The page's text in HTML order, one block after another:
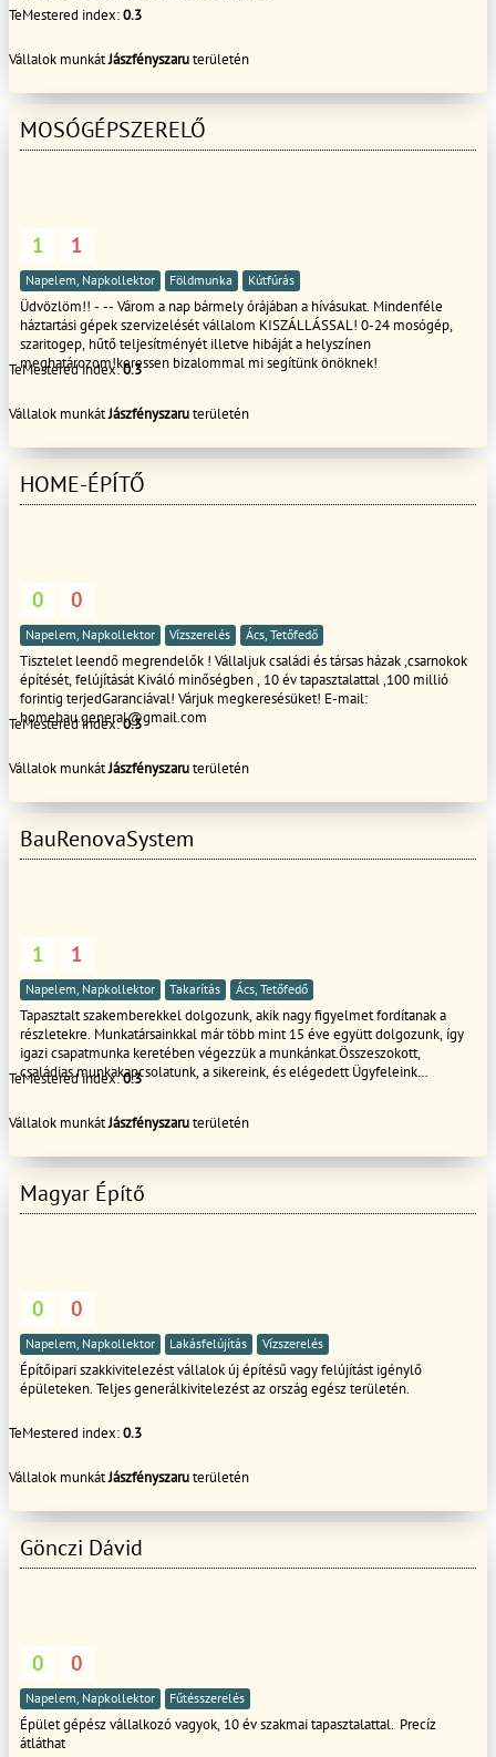
TeMestered index:0.3
Vállalok munkátJászfényszaruterületén
MOSÓGÉPSZERELŐ
1 1
Napelem, Napkollektor Földmunka Kútfúrás
Üdvözlöm!! - -- Várom a nap bármely órájában a hívásukat. Mindenféle
háztartási gépek szervizelését vállalom KISZÁLLÁSSAL! 0-24 mosógép,
szaritogep, hűtő teljesítményét illetve hibáját a helyszínen
meghatározom!keressen bizalommal mi segítünk önöknek!
TeMestered index:0.3
Vállalok munkátJászfényszaruterületén
HOME-ÉPÍTŐ
0 0
Napelem, Napkollektor Vízszerelés Ács, Tetőfedő
Tisztelet leendő megrendelők ! Vállaljuk családi és társas házak ,csarnokok
építését, felújítását Kiváló minőségben , 10 év tapasztalattal ,100 millió
forintig terjedGaranciával! Várjuk megkeresésüket! E-mail:
homebau.general@gmail.com
TeMestered index:0.3
Vállalok munkátJászfényszaruterületén
BauRenovaSystem
1 1
Napelem, Napkollektor Takarítás Ács, Tetőfedő
Tapasztalt szakemberekkel dolgozunk, akik nagy figyelmet fordítanak a
részletekre. Munkatársainkkal már több mint 15 éve együtt dolgozunk, így
igazi csapatmunka keretében végezzük a munkánkat.Összeszokott,
családias munkakapcsolatunk, a sikereink, és elégedett Ügyfeleink
Professzionális csapatunkkal, szakértőinkkel, gyorsan és szakszerűen
TeMestered index:0.3
Vállalok munkátJászfényszaruterületén
Magyar Építő
0 0
Napelem, Napkollektor Lakásfelújítás Vízszerelés
Építőipari szakkivitelezést vállalok új építésű vagy felújítást igénylő
épületeken. Teljes generálkivitelezést az ország egész területén.
TeMestered index:0.3
Vállalok munkátJászfényszaruterületén
Gönczi Dávid
0 0
Napelem, Napkollektor Fűtésszerelés
Épület gépész vállalkozó vagyok, 10 év szakmai tapasztalattal. Precíz
átláthat